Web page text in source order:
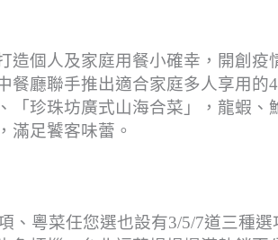
造個人及家庭用餐小確幸，開創疫
餐廳聯手推出適合家庭多人享用的
「珍珠坊廣式山海合菜」，龍蝦
滿足饕客味蕾。
、粵菜任您選也設有3/5/7道三種